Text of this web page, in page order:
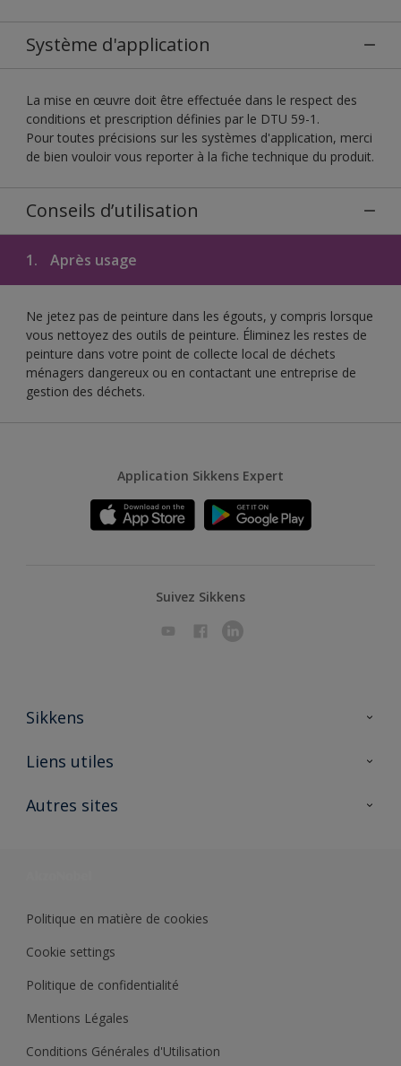
Système d'application
La mise en œuvre doit être effectuée dans le respect des
conditions et prescription définies par le DTU 59-1.
Pour toutes précisions sur les systèmes d'application, merci
de bien vouloir vous reporter à la fiche technique du produit.
Conseils d’utilisation
1. Après usage
Ne jetez pas de peinture dans les égouts, y compris lorsque
vous nettoyez des outils de peinture. Éliminez les restes de
peinture dans votre point de collecte local de déchets
ménagers dangereux ou en contactant une entreprise de
gestion des déchets.
Application Sikkens Expert
Suivez Sikkens
Sikkens
A propos de Sikkens
Liens utiles
Ouvrir un magasin PASS
Autres sites
Politique en matière de cookies
Cookie settings
Politique de confidentialité
Mentions Légales
Conditions Générales d'Utilisation